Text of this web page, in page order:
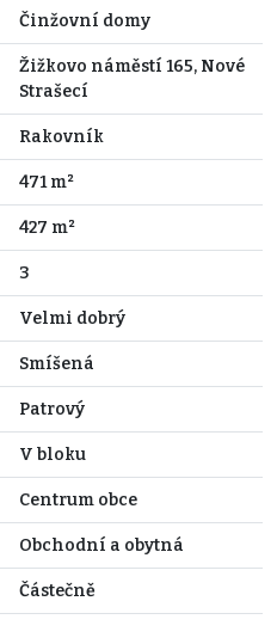
Činžovní domy
Žižkovo náměstí 165, Nové
Strašecí
Rakovník
471 m²
427 m²
3
Velmi dobrý
Smíšená
Patrový
V bloku
Centrum obce
Obchodní a obytná
Částečně